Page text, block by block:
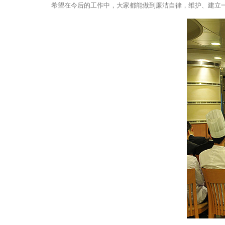
希望在今后的工作中，大家都能做到廉洁自律，维护、建